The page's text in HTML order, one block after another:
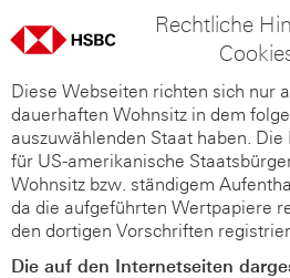
Rechtliche
Diese Webseiten richten sich nur
dauerhaften Wohnsitz in dem
auszuwählenden Staat haben.
für US-amerikanische
Wohnsitz bzw. ständigem
da die aufgeführten Wertpapiere
den dortigen Vorschriften
Die auf den Internetseiten